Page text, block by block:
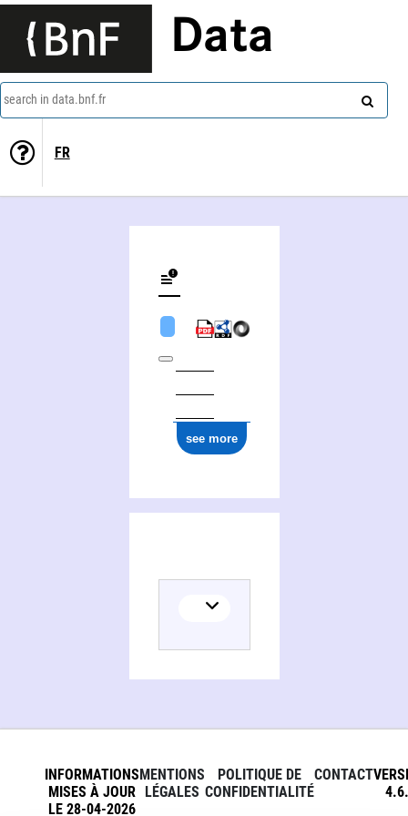
Data
search in data.bnf.fr
FR
see more
INFORMATIONS
MISES À JOUR
LE 28-04-2026
MENTIONS
LÉGALES
POLITIQUE DE
CONFIDENTIALITÉ
CONTACT